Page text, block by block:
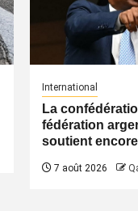
International
La
fédération
soutient
7 août 2026